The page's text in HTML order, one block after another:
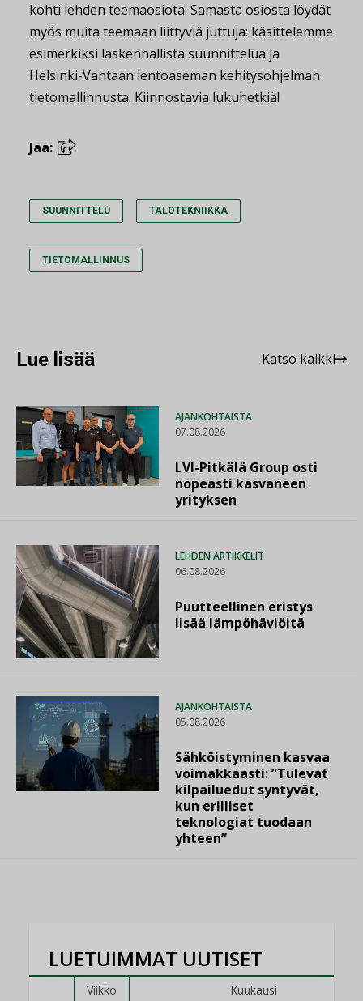
kohti lehden teemaosiota. Samasta osiosta löydät
myös muita teemaan liittyviä juttuja: käsittelemme
esimerkiksi laskennallista suunnittelua ja
Helsinki-Vantaan lentoaseman kehitysohjelman
tietomallinnusta. Kiinnostavia lukuhetkiä!
Jaa:
SUUNNITTELU TALOTEKNIIKKA
TIETOMALLINNUS
Lue lisää Katso kaikki
AJANKOHTAISTA
07.08.2026
LVI-Pitkälä Group osti
nopeasti kasvaneen
yrityksen
LEHDEN ARTIKKELIT
06.08.2026
Puutteellinen eristys
lisää lämpöhäviöitä
AJANKOHTAISTA
05.08.2026
Sähköistyminen kasvaa
voimakkaasti: ”Tulevat
kilpailuedut syntyvät,
kun erilliset
teknologiat tuodaan
yhteen”
LUETUIMMAT UUTISET
Viikko Kuukausi